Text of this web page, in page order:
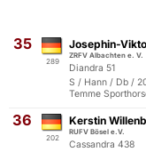
35
289
Josephin-
ZRFV Albachten e. V.
Diandra 51
S / Hann / Db /
Temme
36
202
Kerstin
RUFV Bösel e.V.
Cassandra 438